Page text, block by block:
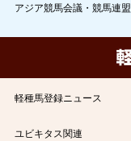
アジア競馬会議・競馬連盟
軽種馬登録ニュース
ユビキタス関連